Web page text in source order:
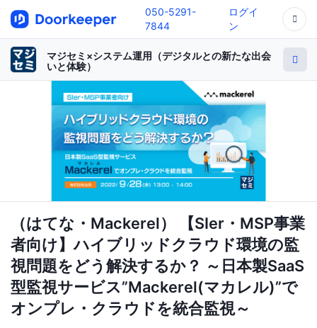
050-5291-
7844
ログイ
ン
マジセミ×システム運用（デジタルとの新たな出会
いと体験）
（はてな・Mackerel） 【SIer・MSP事業
者向け】ハイブリッドクラウド環境の監
視問題をどう解決するか？ ～日本製SaaS
型監視サービス”Mackerel(マカレル)”で
オンプレ・クラウドを統合監視～